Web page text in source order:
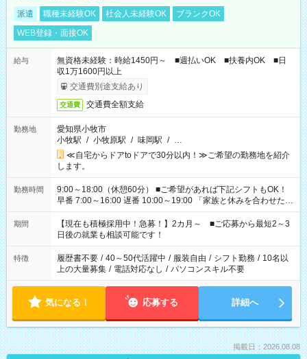
派遣 職種未経験OK 社会人未経験OK
ブランクOK
WEB登録・面接OK
給与
無資格未経験：時給1450円～ ■週払いOK ■扶養内OK ■日
収1万1600円以上
交通費別途支給あり
交通費 交通費全額支給
勤務地
愛知県小牧市
小牧駅 / 小牧原駅 / 味岡駅 / …
≪自宅からドアtoドアで30分以内！≫ご希望の勤務地を紹介
します。
勤務時間
9:00～18:00（休憩60分） ■ご希望があれば下記シフトもOK！
早番 7:00～16:00 遅番 10:00～19:00 「家族と休みを合わせた
い」 「余裕を持って夕飯の準備がしたい」 「できれば残業はし
たくない」 など、ご希望を教えてくださいね。 ※Wワーク希望
の方へ 今ご覧のお仕事で希望する勤務時間と、もう1つのお仕事
の勤務時間。 合計で週40時間を超える場合は応募できません。
期間
【現在も積極採用中！急募！】2カ月～ ■ご応募から最短2～3
日後の就業も相談可能です！
特徴 履歴書不要 / 40～50代活躍中 / 服装自由 / シフト勤務 / 10名以
上の大量募集 / 電話対応なし / パソコンスキル不要
気になる！ 応募する 詳細へ
掲載日：2026.08.08